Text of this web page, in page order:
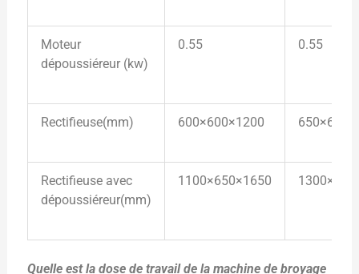
Moteur
dépoussiéreur (kw)
0.55 0.55
Rectifieuse(mm) 600×600×1200
Rectifieuse avec
dépoussiéreur(mm)
1100×650×1650
Quelle est la dose de travail de la machine de broyage